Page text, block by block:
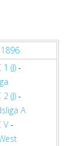
(J)-
(J)-
A
V-